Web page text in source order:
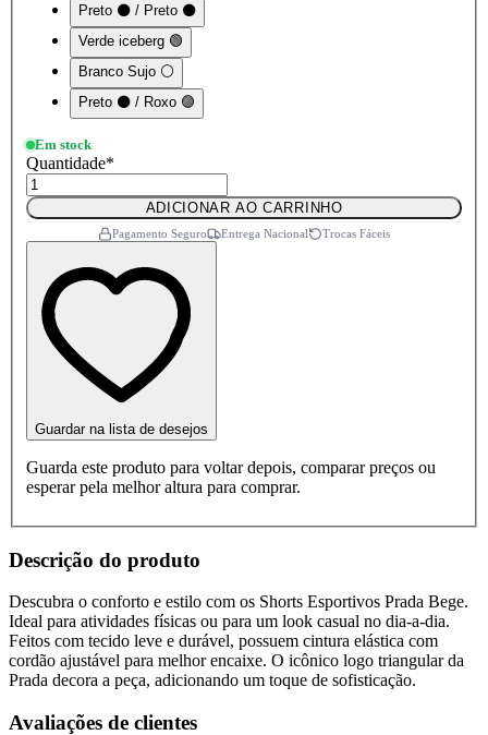
Preto ⚫ / Preto ⚫
Verde iceberg 🟢
Branco Sujo ⚪
Preto ⚫ / Roxo 🟣
Em stock
Quantidade*
ADICIONAR AO CARRINHO
Pagamento Seguro Entrega Nacional Trocas Fáceis
Guardar na lista de desejos
Guarda este produto para voltar depois, comparar preços ou
esperar pela melhor altura para comprar.
Descrição do produto
Descubra o conforto e estilo com os Shorts Esportivos Prada Bege.
Ideal para atividades físicas ou para um look casual no dia-a-dia.
Feitos com tecido leve e durável, possuem cintura elástica com
cordão ajustável para melhor encaixe. O icônico logo triangular da
Prada decora a peça, adicionando um toque de sofisticação.
Avaliações de clientes